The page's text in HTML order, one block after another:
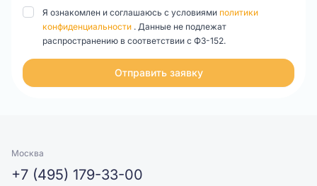
Я ознакомлен и соглашаюсь с условиями политики
конфиденциальности . Данные не подлежат
распространению в соответствии с ФЗ-152.
Отправить заявку
Москва
+7 (495) 179-33-00